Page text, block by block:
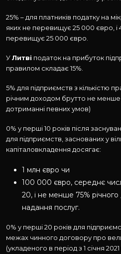
25% – для платників податку на
яких не перевищує 25 000 євро, і
перевищує 25 000 євро.
УЛитві податок на прибуток
правилом складає 15%.
5% для підприємств з кількістю
річним доходом брутто не
дотриманні певних умов)
0% у перші 10 років після
для підприємств, заснованих у
капіталовкладення досягає:
1 млн євро чи
100 000 євро, середнє
20, і не менше 75%
надання послуг.
0% у перші 20 років для
межах чинного договору про
(укладеного в період з 1 січня